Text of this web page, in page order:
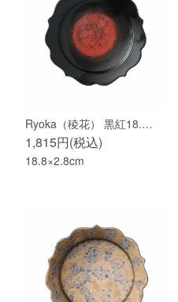
Ryoka（稜花） 黒紅18.…
1,815円(税込)
18.8×2.8cm